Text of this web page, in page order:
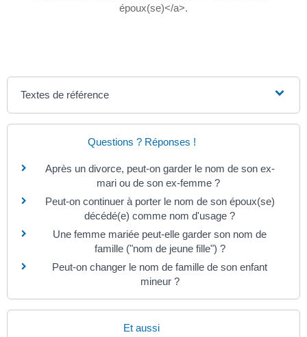
époux(se)</a>.
Textes de référence
Questions ? Réponses !
Après un divorce, peut-on garder le nom de son ex-
mari ou de son ex-femme ?
Peut-on continuer à porter le nom de son époux(se)
décédé(e) comme nom d'usage ?
Une femme mariée peut-elle garder son nom de
famille ("nom de jeune fille") ?
Peut-on changer le nom de famille de son enfant
mineur ?
Et aussi